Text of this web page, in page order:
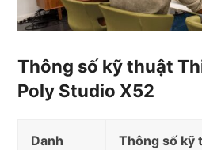
Thông số kỹ thuật
Poly Studio X52
Danh
Thông số kỹ